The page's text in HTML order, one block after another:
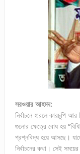
সরওয়ার আহমদ:
নির্বাচনে হারলে কারচুপি আর
গুলোর ক্ষেত্রে বোধ হয়
প্রশ্নবিদ্ধ হয়ে আসছে।
নির্বাচনের কথা। সেই